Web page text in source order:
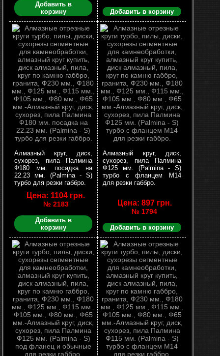
Добавить в
корзину
Добавить в корзину
Алмазный круг, диск,
сухорез, пила Палмина
Ф180 мм. посадка на
22.23 мм. (Palmina - S)
турбо для резки габбро.
Цена: 1104 грн.
№ 2183
Добавить в
корзину
Алмазный круг, диск,
сухорез, пила Палмина
Ф125 мм. (Palmina - S)
турбо с фланцем М14
для резки габбро.
Цена: 897 грн.
№ 1794
Добавить в корзину